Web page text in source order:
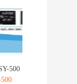
500